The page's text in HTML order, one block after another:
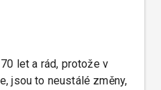
let a rád, protože v
jsou to neustálé změny,